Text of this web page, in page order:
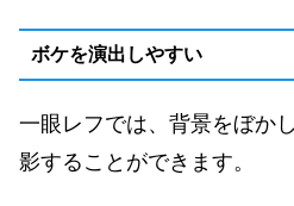
ボケを演出しやすい
一眼レフでは、背景をぼか
影することができます。